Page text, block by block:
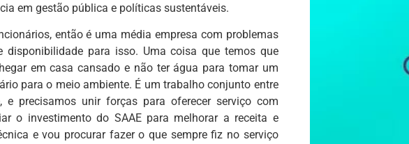
em gestão pública e políticas sustentáveis.
então é uma média empresa com problemas
para isso. Uma coisa que temos que
em casa cansado e não ter água para tomar um
para o meio ambiente. É um trabalho conjunto entre
precisamos unir forças para oferecer serviço com
o investimento do SAAE para melhorar a receita e
e vou procurar fazer o que sempre fiz no serviço